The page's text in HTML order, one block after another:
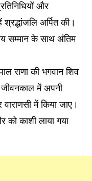
और
अर्पित की।
सम्मान के साथ अंतिम
राणा की भगवान शिव
में अपनी
में किया जाए।
को काशी लाया गया